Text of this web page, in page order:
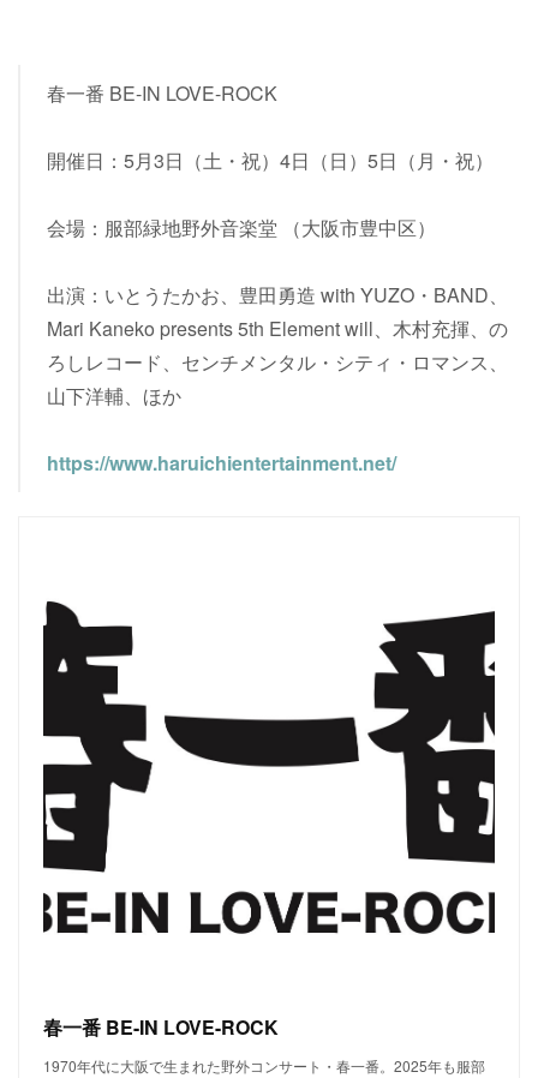
春一番 BE-IN LOVE-ROCK
開催日：5月3日（土・祝）4日（日）5日（月・祝）
会場：服部緑地野外音楽堂 （大阪市豊中区）
出演：いとうたかお、豊田勇造 with YUZO・BAND、
Mari Kaneko presents 5th Element will、木村充揮、の
ろしレコード、センチメンタル・シティ・ロマンス、
山下洋輔、ほか
https://www.haruichientertainment.net/
春一番 BE-IN LOVE-ROCK
1970年代に大阪で生まれた野外コンサート・春一番。2025年も服部